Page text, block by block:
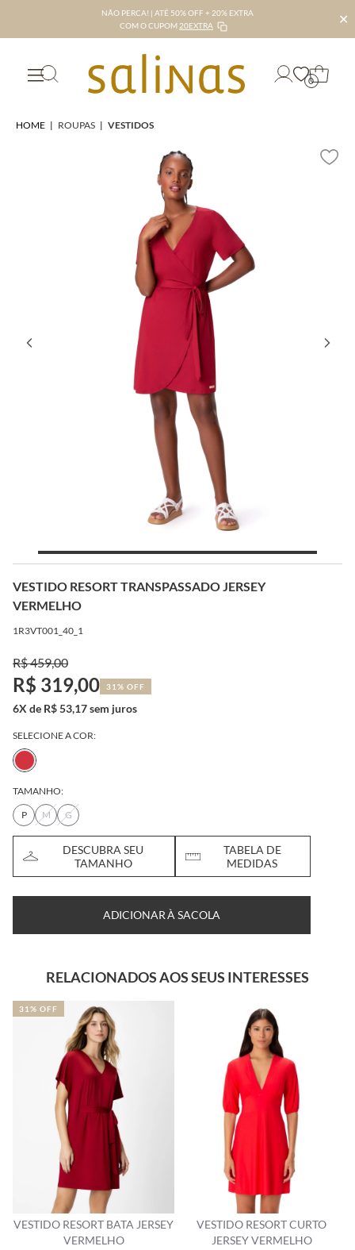
NÃO PERCA! | ATÉ 50% OFF + 20% EXTRA
COM O CUPOM 20EXTRA ✕
0
HOME | ROUPAS | VESTIDOS
VESTIDO RESORT TRANSPASSADO JERSEY
VERMELHO
1R3VT001_40_1
R$ 459,00
R$ 319,00 31% OFF
6X de R$ 53,17 sem juros
SELECIONE A COR:
TAMANHO:
P
M G
DESCUBRA SEU
TAMANHO
TABELA DE
MEDIDAS
ADICIONAR À SACOLA
RELACIONADOS AOS SEUS INTERESSES
BATA JERSEY
VESTIDO RESORT CURTO
JERSEY VERMELHO
VESTIDO
MIDI JERSEY
31% OFF